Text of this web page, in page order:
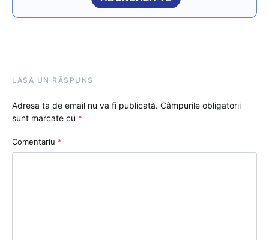
LASĂ UN RĂSPUNS
Adresa ta de email nu va fi publicată. Câmpurile obligatorii
sunt marcate cu *
Comentariu *